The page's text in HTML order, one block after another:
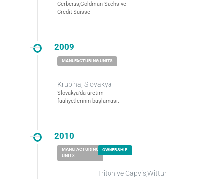
Cerberus,Goldman Sachs ve
Credit Suisse
2009
Krupina, Slovakya
Slovakya'da üretim
faaliyetlerinin başlaması.
2010
Triton ve Capvis,Wittur